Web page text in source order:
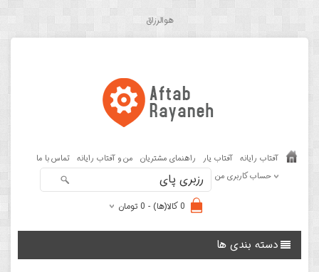
هوالرزاق
آفتاب رایانه آفتاب یار راهنمای مشتریان من و آفتاب رایانه تماس با ما
حساب کاربری من
0 کالا(ها) - 0 تومان
دسته بندی ها